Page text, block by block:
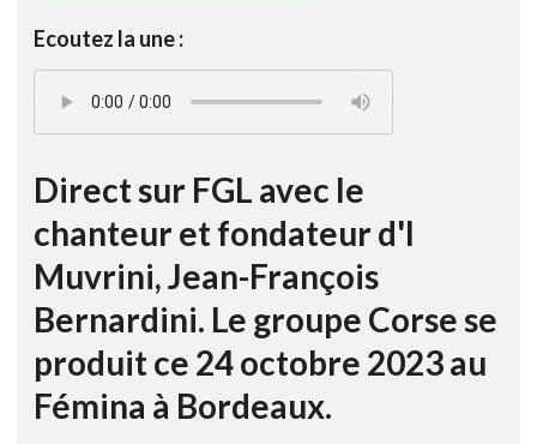
Ecoutez la une :
Direct sur FGL avec le
chanteur et fondateur d'I
Muvrini, Jean-François
Bernardini. Le groupe Corse se
produit ce 24 octobre 2023 au
Fémina à Bordeaux.